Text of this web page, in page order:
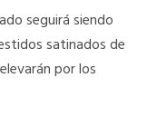
seguirá siendo
satinados de
por los